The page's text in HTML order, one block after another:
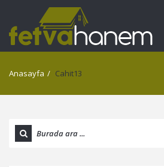
Anasayfa / Cahit13